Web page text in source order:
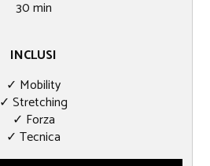
30​ min
INCLUSI
✓ Mobility
✓ Stretching
✓ Forza
✓ Tecnica